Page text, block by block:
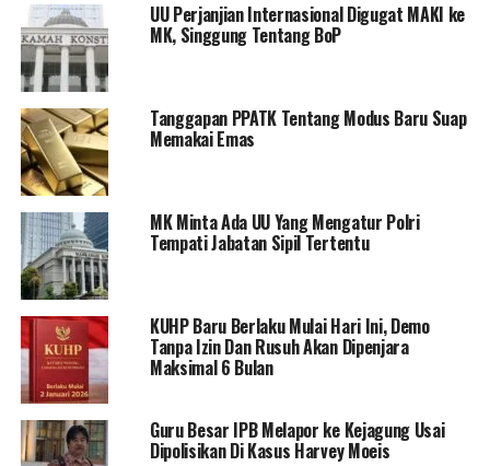
UU Perjanjian Internasional Digugat MAKI ke
MK, Singgung Tentang BoP
Tanggapan PPATK Tentang Modus Baru Suap
Memakai Emas
MK Minta Ada UU Yang Mengatur Polri
Tempati Jabatan Sipil Tertentu
KUHP Baru Berlaku Mulai Hari Ini, Demo
Tanpa Izin Dan Rusuh Akan Dipenjara
Maksimal 6 Bulan
Guru Besar IPB Melapor ke Kejagung Usai
Dipolisikan Di Kasus Harvey Moeis